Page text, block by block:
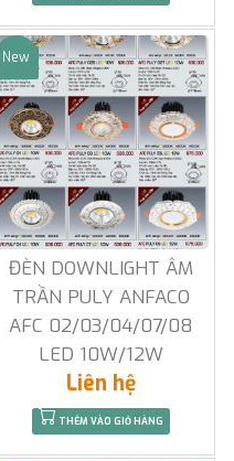
Sale
New
ĐÈN DOWNLIGHT ÂM
TRẦN PULY ANFACO
AFC 02/03/04/07/08
LED 10W/12W
Liên hệ
THÊM VÀO GIỎ HÀNG